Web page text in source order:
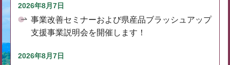
2026年8月7日
事業改善セミナーおよび県産品ブラッシュアップ
支援事業説明会を開催します！
2026年8月7日